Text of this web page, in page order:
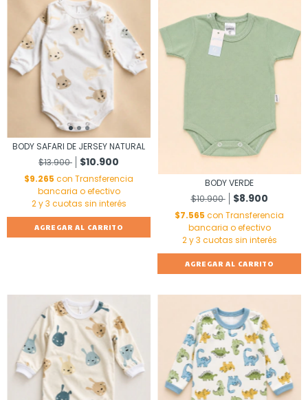
BODY SAFARI DE JERSEY NATURAL
$13.900
$10.900
$9.265 con Transferencia
bancaria o efectivo
AGREGAR AL CARRITO
BODY VERDE
$10.900
$8.900
$7.565 con Transferencia
bancaria o efectivo
AGREGAR AL CARRITO